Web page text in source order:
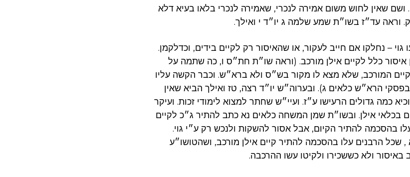
שאין לחוש משום אמירה לנכרי, שאמירה לנכרי בלאו בעיא דלא
וראה עד״ז בשו״ת שמע שלמה ג יו״ד י ואילך.
גוי – נחלקו אם חייב לעקור, או שהאיסור רק לקיים בידים, וכדלקמן.
כלל לקיים אילן מורכב. (וראה שו״ת חת״ס ו, כה שתמה על
המורכב, שלא מצא לו מקור בש״ס ולא ברא״ש. וכבר הקשה עליו
הרא״ש כלאים ג). ובערוה״ש יו״ד רצה, טז ואילך הביא שאין
כמה גדולים הרעישו ע״ז. ועיי״ש שחתר למצוא לימודי זכות. ועיקר
בכלאי אילן. ובשו״ת שמן המשחה כלאים נא כתב להתיר ג״כ לקיים
בהסכמה להתיר הקיום, אבל אסור להשקות ולנכש רק ע״י גוי.
שכל הרבנים עלו בהסכמה להתיר קיים אילן מורכב, ושהטושו״ע
באיסור ולא כששכירו ולקיטו עשו ההרכבה.